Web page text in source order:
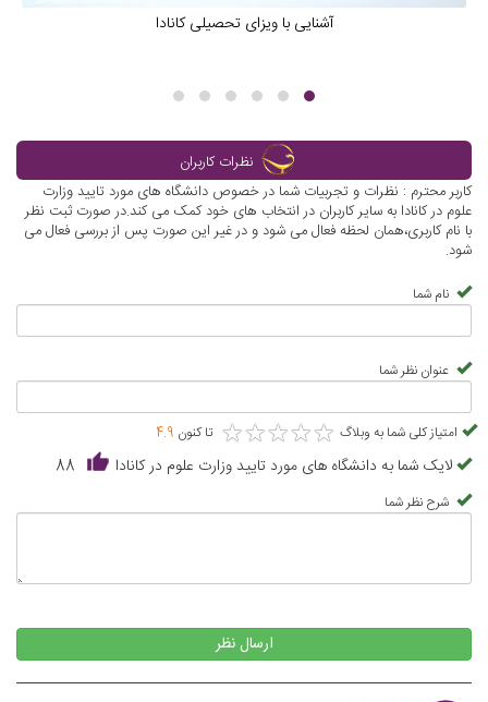
آشنایی با ویزای تحصیلی کانادا
نظرات کاربران
کاربر محترم : نظرات و تجربیات شما در خصوص دانشگاه های مورد تایید وزارت
علوم در کانادا به سایر کاربران در انتخاب های خود کمک می کند.در صورت ثبت نظر
با نام کاربری،همان لحظه فعال می شود و در غیر این صورت پس از بررسی فعال می
شود.
نام شما
عنوان نظر شما
امتیاز کلی شما به وبلاگ ★★★★★
★★★★★ تا کنون 4.9
لایک شما به دانشگاه های مورد تایید وزارت علوم در کانادا 88
شرح نظر شما
ارسال نظر